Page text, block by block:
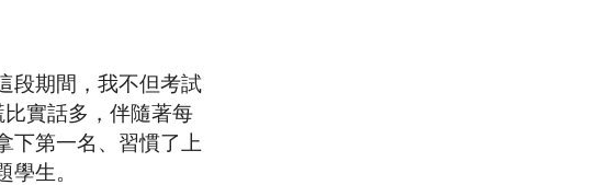
段期間，我不但考試
實話多，伴隨著每
下第一名、習慣了上
生。